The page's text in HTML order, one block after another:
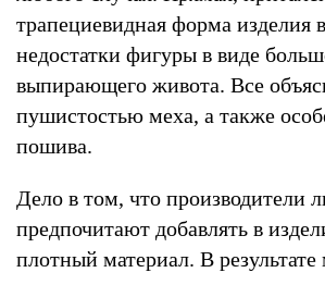
трапециевидная форма изделия
недостатки фигуры в виде
выпирающего живота. Все
пушистостью меха, а также
пошива.
Дело в том, что производители
предпочитают добавлять в
плотный материал. В результате